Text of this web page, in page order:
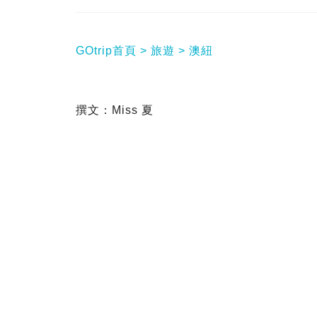
GOtrip首頁 旅遊 澳紐
撰文：Miss 夏